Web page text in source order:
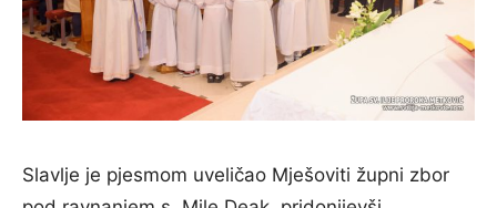
Slavlje je pjesmom uveličao Mješoviti župni zbor